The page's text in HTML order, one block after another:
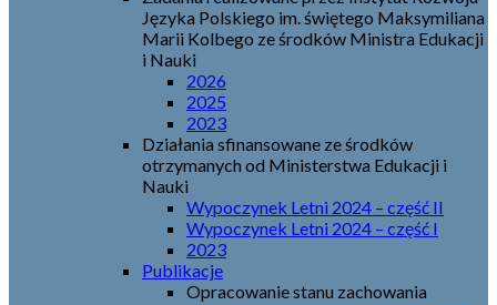
Języka Polskiego im. świętego Maksymiliana
Marii Kolbego ze środków Ministra Edukacji
i Nauki
2026
2025
2023
Działania sfinansowane ze środków
otrzymanych od Ministerstwa Edukacji i
Nauki
Wypoczynek Letni 2024 – część II
Wypoczynek Letni 2024 – część I
2023
Publikacje
Opracowanie stanu zachowania